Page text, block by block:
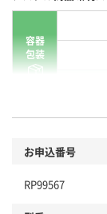
容器
包装
本体
お申込番号
RP99567